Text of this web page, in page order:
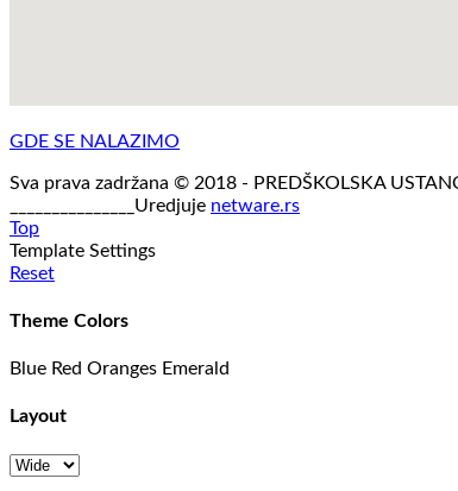
GDE SE NALAZIMO
Sva prava zadržana © 2018 - PREDŠKOLSKA
_______________Uredjuje netware.rs
Top
Template Settings
Reset
Theme Colors
Blue Red Oranges Emerald
Layout